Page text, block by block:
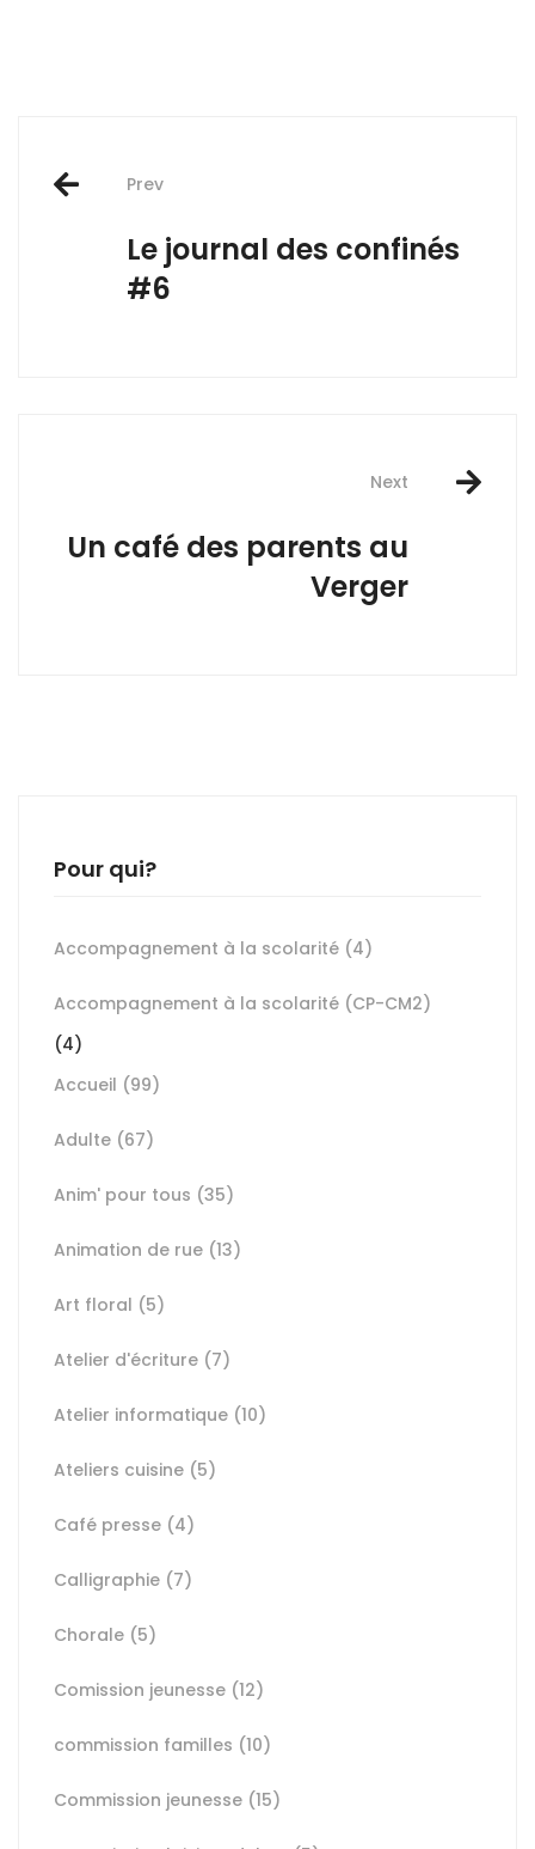
Post
navigation
Prev
Le journal des confinés
#6
Next
Un café des parents au
Verger
Pour qui?
Accompagnement à la scolarité (4)
Accompagnement à la scolarité (CP-CM2)
(4)
Accueil (99)
Adulte (67)
Anim' pour tous (35)
Animation de rue (13)
Art floral (5)
Atelier d'écriture (7)
Atelier informatique (10)
Ateliers cuisine (5)
Café presse (4)
Calligraphie (7)
Chorale (5)
Comission jeunesse (12)
commission familles (10)
Commission jeunesse (15)